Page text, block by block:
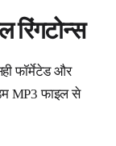
रिंगटोन्स
फॉर्मेटेड और
MP3 फाइल से